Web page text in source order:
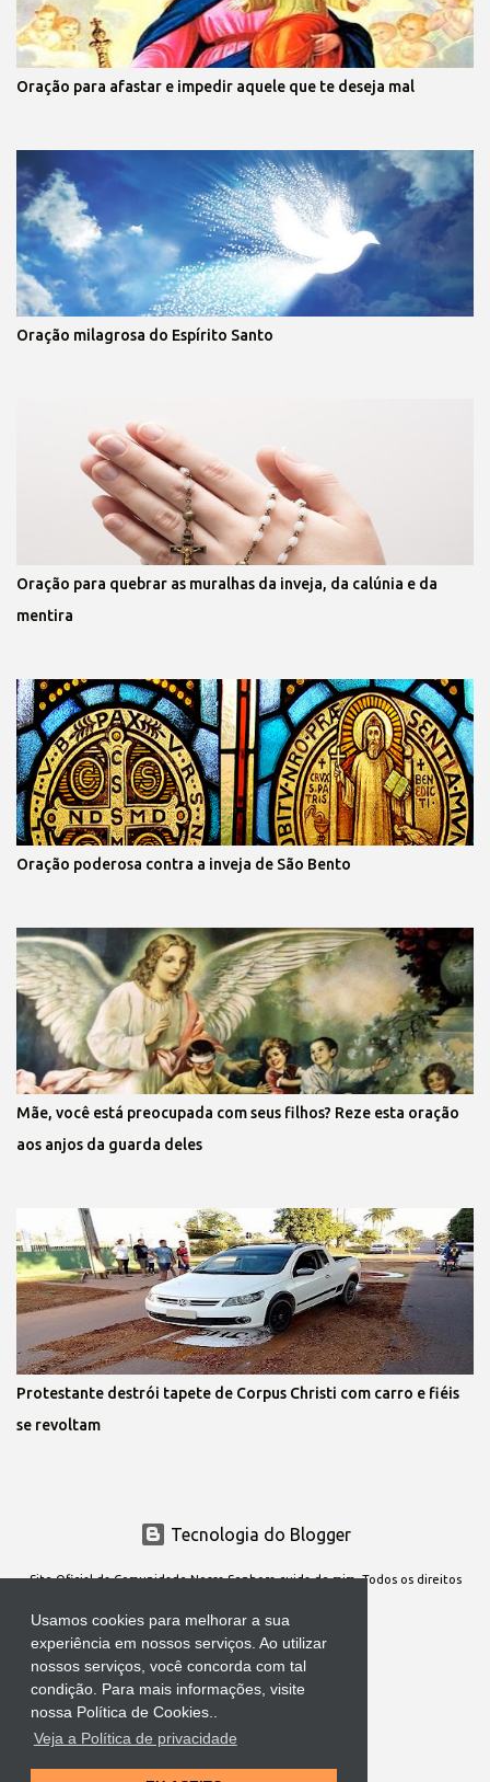
Usamos cookies para melhorar a sua
experiência em nossos serviços. Ao utilizar
nossos serviços, você concorda com tal
condição. Para mais informações, visite
nossa Política de Cookies..
Veja a Política de privacidade
Oração para afastar e impedir aquele que te deseja mal
Oração milagrosa do Espírito Santo
Oração para quebrar as muralhas da inveja, da calúnia e da
mentira
Oração poderosa contra a inveja de São Bento
Mãe, você está preocupada com seus filhos? Reze esta oração
aos anjos da guarda deles
Protestante destrói tapete de Corpus Christi com carro e fiéis
se revoltam
Tecnologia do Blogger
Site Oficial da Comunidade Nossa Senhora cuida de mim. Todos os direitos